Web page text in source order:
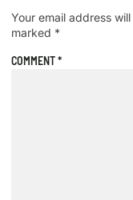
Your email address
marked *
COMMENT*